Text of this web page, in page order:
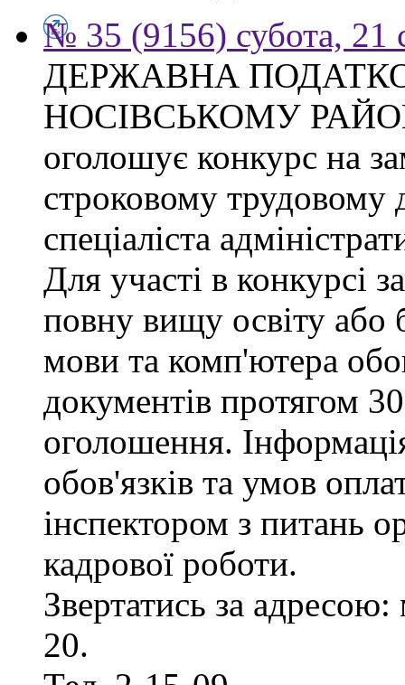
№ 35 (9156) субота, 21
ДЕРЖАВНА
НОСІВСЬКОМУ
оголошує конкурс на
строковому трудовому
спеціаліста
Для участі в конкурсі
повну вищу освіту або
мови та комп'ютера
документів протягом
оголошення.
обов'язків та умов
інспектором з питань
кадрової роботи.
Звертатись за
20.